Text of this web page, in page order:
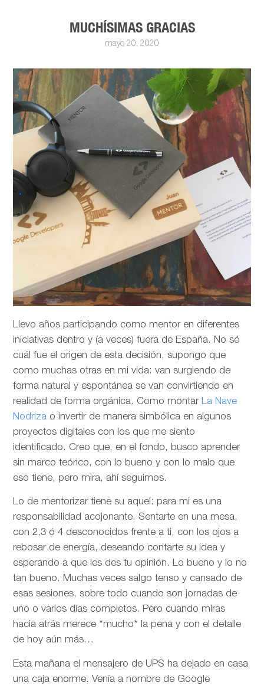
MUCHÍSIMAS GRACIAS
mayo 20, 2020
Llevo años participando como mentor en diferentes
iniciativas dentro y (a veces) fuera de España. No sé
cuál fue el origen de esta decisión, supongo que
como muchas otras en mi vida: van surgiendo de
forma natural y espontánea se van convirtiendo en
realidad de forma orgánica. Como montar La Nave
Nodriza o invertir de manera simbólica en algunos
proyectos digitales con los que me siento
identificado. Creo que, en el fondo, busco aprender
sin marco teórico, con lo bueno y con lo malo que
eso tiene, pero mira, ahí seguimos.
Lo de mentorizar tiene su aquel: para mi es una
responsabilidad acojonante. Sentarte en una mesa,
con 2,3 ó 4 desconocidos frente a ti, con los ojos a
rebosar de energía, deseando contarte su idea y
esperando a que les des tu opinión. Lo bueno y lo no
tan bueno. Muchas veces salgo tenso y cansado de
esas sesiones, sobre todo cuando son jornadas de
uno o varios días completos. Pero cuando miras
hacia atrás merece *mucho* la pena y con el detalle
de hoy aún más…
Esta mañana el mensajero de UPS ha dejado en casa
una caja enorme. Venía a nombre de Google